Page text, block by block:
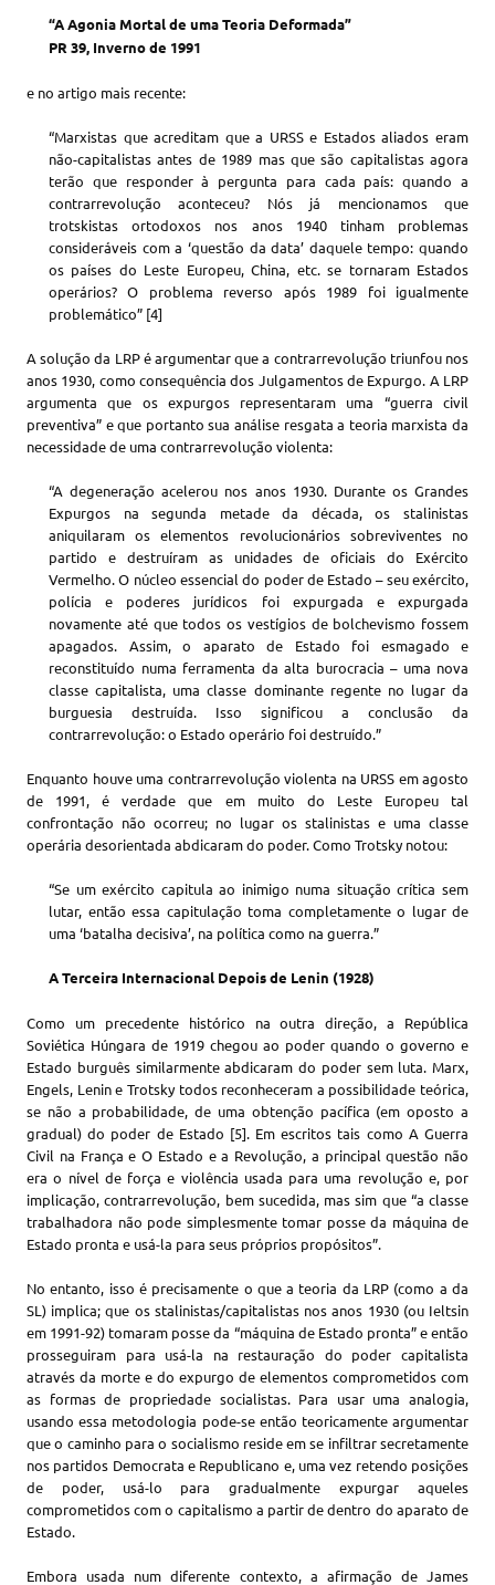
“A Agonia Mortal de uma Teoria Deformada”
PR 39, Inverno de 1991
e no artigo mais recente:
“Marxistas que acreditam que a URSS e Estados aliados eram
não-capitalistas antes de 1989 mas que são capitalistas agora
terão que responder à pergunta para cada país: quando a
contrarrevolução aconteceu? Nós já mencionamos que
trotskistas ortodoxos nos anos 1940 tinham problemas
consideráveis com a ‘questão da data’ daquele tempo: quando
os países do Leste Europeu, China, etc. se tornaram Estados
operários? O problema reverso após 1989 foi igualmente
problemático” [4]
A solução da LRP é argumentar que a contrarrevolução triunfou nos
anos 1930, como consequência dos Julgamentos de Expurgo. A LRP
argumenta que os expurgos representaram uma “guerra civil
preventiva” e que portanto sua análise resgata a teoria marxista da
necessidade de uma contrarrevolução violenta:
“A degeneração acelerou nos anos 1930. Durante os Grandes
Expurgos na segunda metade da década, os stalinistas
aniquilaram os elementos revolucionários sobreviventes no
partido e destruíram as unidades de oficiais do Exército
Vermelho. O núcleo essencial do poder de Estado – seu exército,
polícia e poderes jurídicos foi expurgada e expurgada
novamente até que todos os vestígios de bolchevismo fossem
apagados. Assim, o aparato de Estado foi esmagado e
reconstituído numa ferramenta da alta burocracia – uma nova
classe capitalista, uma classe dominante regente no lugar da
burguesia destruída. Isso significou a conclusão da
contrarrevolução: o Estado operário foi destruído.”
Enquanto houve uma contrarrevolução violenta na URSS em agosto
de 1991, é verdade que em muito do Leste Europeu tal
confrontação não ocorreu; no lugar os stalinistas e uma classe
operária desorientada abdicaram do poder. Como Trotsky notou:
“Se um exército capitula ao inimigo numa situação crítica sem
lutar, então essa capitulação toma completamente o lugar de
uma ‘batalha decisiva’, na política como na guerra.”
A Terceira Internacional Depois de Lenin (1928)
Como um precedente histórico na outra direção, a República
Soviética Húngara de 1919 chegou ao poder quando o governo e
Estado burguês similarmente abdicaram do poder sem luta. Marx,
Engels, Lenin e Trotsky todos reconheceram a possibilidade teórica,
se não a probabilidade, de uma obtenção pacífica (em oposto a
gradual) do poder de Estado [5]. Em escritos tais como A Guerra
Civil na França e O Estado e a Revolução, a principal questão não
era o nível de força e violência usada para uma revolução e, por
implicação, contrarrevolução, bem sucedida, mas sim que “a classe
trabalhadora não pode simplesmente tomar posse da máquina de
Estado pronta e usá-la para seus próprios propósitos”.
No entanto, isso é precisamente o que a teoria da LRP (como a da
SL) implica; que os stalinistas/capitalistas nos anos 1930 (ou Ieltsin
em 1991-92) tomaram posse da “máquina de Estado pronta” e então
prosseguiram para usá-la na restauração do poder capitalista
através da morte e do expurgo de elementos comprometidos com
as formas de propriedade socialistas. Para usar uma analogia,
usando essa metodologia pode-se então teoricamente argumentar
que o caminho para o socialismo reside em se infiltrar secretamente
nos partidos Democrata e Republicano e, uma vez retendo posições
de poder, usá-lo para gradualmente expurgar aqueles
comprometidos com o capitalismo a partir de dentro do aparato de
Estado.
Embora usada num diferente contexto, a afirmação de James